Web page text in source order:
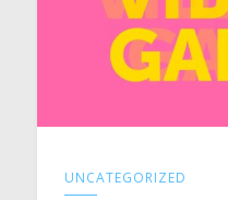
UNCATEGORIZED